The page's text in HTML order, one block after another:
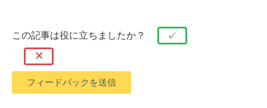
この記事は役に立ちましたか？ ✓
×